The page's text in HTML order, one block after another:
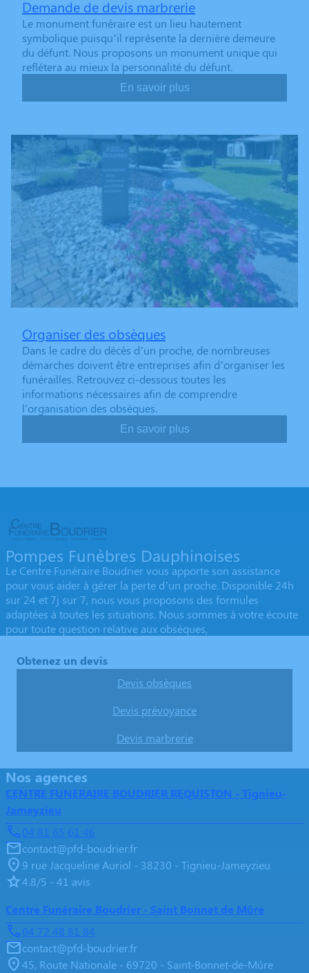
Demande de devis marbrerie
Le monument funéraire est un lieu hautement
symbolique puisqu’il représente la dernière demeure
du défunt. Nous proposons un monument unique qui
reflétera au mieux la personnalité du défunt.
En savoir plus
Organiser des obsèques
Dans le cadre du décès d’un proche, de nombreuses
démarches doivent être entreprises afin d’organiser les
funérailles. Retrouvez ci-dessous toutes les
informations nécessaires afin de comprendre
l'organisation des obsèques.
En savoir plus
Pompes Funèbres Dauphinoises
Le Centre Funéraire Boudrier vous apporte son assistance
pour vous aider à gérer la perte d’un proche. Disponible 24h
sur 24 et 7j sur 7, nous vous proposons des formules
adaptées à toutes les situations. Nous sommes à votre écoute
pour toute question relative aux obsèques,
Obtenez un devis
Devis obsèques
Devis prévoyance
Devis marbrerie
Nos agences
CENTRE FUNERAIRE BOUDRIER REQUISTON - Tignieu-
Jameyzieu
04 81 65 61 46
contact@pfd-boudrier.fr
9 rue Jacqueline Auriol - 38230 - Tignieu-Jameyzieu
4.8/5 - 41 avis
Centre Funéraire Boudrier - Saint Bonnet de Mûre
04 72 48 81 84
contact@pfd-boudrier.fr
45, Route Nationale - 69720 - Saint-Bonnet-de-Mûre